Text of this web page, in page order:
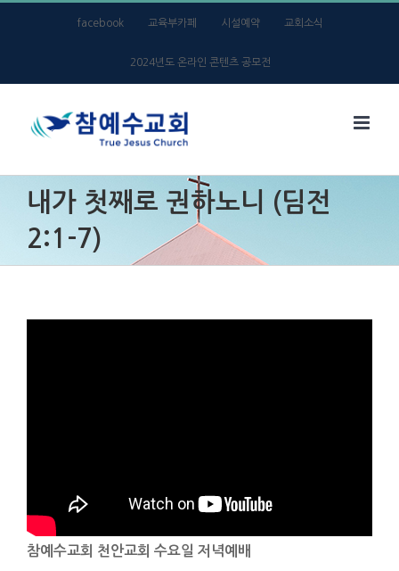
facebook 교육부카페 시설예약 교회소식
2024년도 온라인 콘텐츠 공모전
내가 첫째로 권하노니 (딤전
2:1-7)
참예수교회 천안교회 수요일 저녁예배